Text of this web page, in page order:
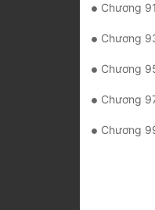
Chương
Chương
Chương
Chương
Chương